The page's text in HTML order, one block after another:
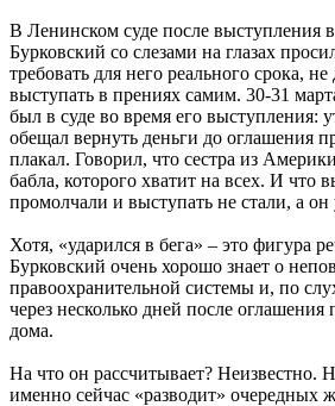
В Ленинском суде после выступления
Бурковский со слезами на глазах
требовать для него реального срока,
выступать в прениях самим. 30-31
был в суде во время его выступления:
обещал вернуть деньги до оглашения
плакал. Говорил, что сестра из
бабла, которого хватит на всех. И что
промолчали и выступать не стали, а он
Хотя, «ударился в бега» – это фигура
Бурковский очень хорошо знает о
правоохранительной системы и, по
через несколько дней после оглашения
дома.
На что он рассчитывает? Неизвестно.
именно сейчас «разводит» очередных